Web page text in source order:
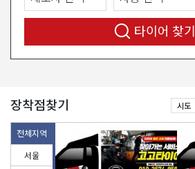
타이어 찾기
장착점찾기
전체지역
서울